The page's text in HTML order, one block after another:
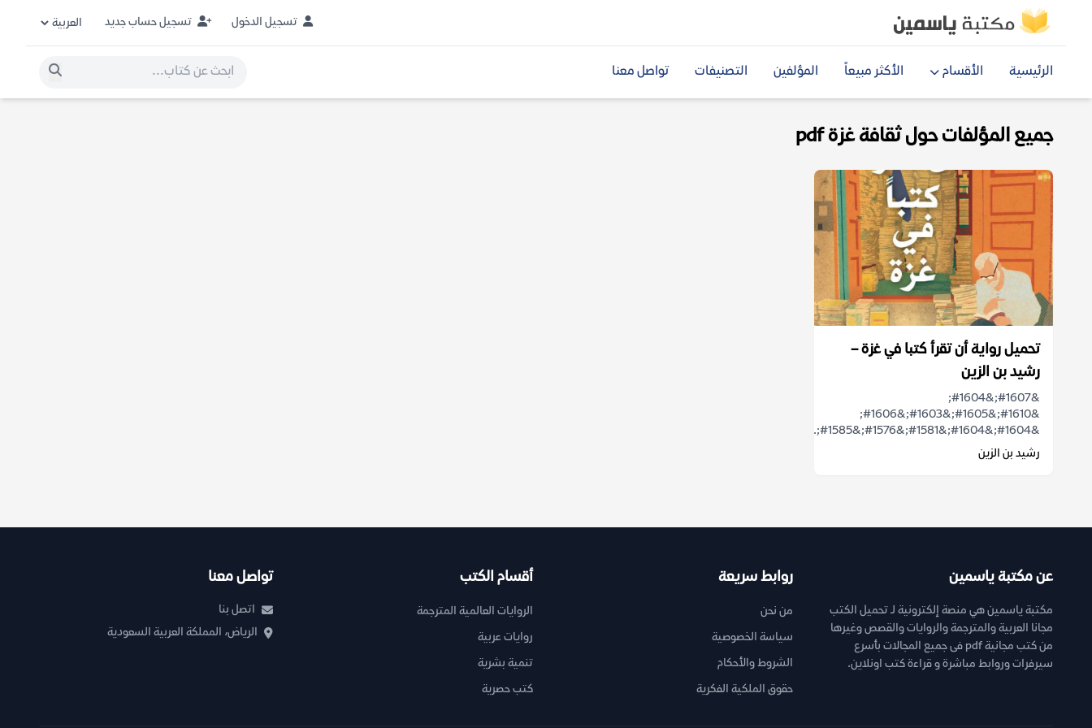
تسجيل الدخول تسجيل حساب جديد
الرئيسية الأقسام الأكثر مبيعاً المؤلفين التصنيفات تواصل معنا
جميع المؤلفات حول ثقافة غزة pdf
تحميل رواية أن تقرأ كتبا في غزة –
رشيد بن الزين
&#1607;&#1604;
&#1610;&#1605;&#1603;&#1606;
&#1604;&#1604;&#1581;&#1576;&#1585;...
رشيد بن الزين
عن مكتبة ياسمين
مكتبة ياسمين هي منصة إلكترونية لـ تحميل الكتب
مجانا العربية والمترجمة والروايات والقصص وغيرها
من كتب مجانية pdf فى جميع المجالات بأسرع
سيرفرات وروابط مباشرة و قراءة كتب اونلاين.
روابط سريعة
من نحن
سياسة الخصوصية
الشروط والأحكام
حقوق الملكية الفكرية
أقسام الكتب
الروايات العالمية المترجمة
روايات عربية
تنمية بشرية
كتب حصرية
تواصل معنا
اتصل بنا
الرياض، المملكة العربية السعودية